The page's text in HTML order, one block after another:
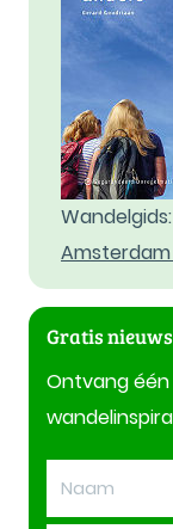
Wandelgids:
Gratis
Ontvang